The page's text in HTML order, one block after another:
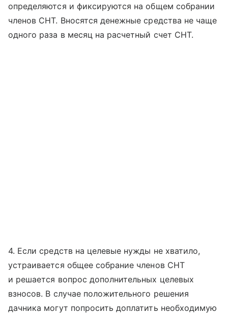
определяются и фиксируются на общем собрании
членов СНТ. Вносятся денежные средства не чаще
одного раза в месяц на расчетный счет СНТ.
4. Если средств на целевые нужды не хватило,
устраивается общее собрание членов СНТ
и решается вопрос дополнительных целевых
взносов. В случае положительного решения
дачника могут попросить доплатить необходимую